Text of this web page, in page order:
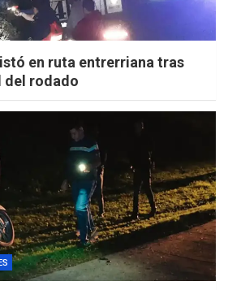
en ruta entrerriana tras
del rodado